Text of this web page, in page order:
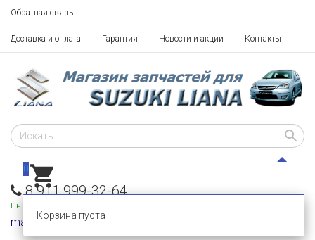
Обратная связь
Доставка и оплата Гарантия Новости и акции Контакты
8 911 999-32-64
Пн - Пт: 10 - 18,
mail@razborka-liana.ru
0
Корзина пуста